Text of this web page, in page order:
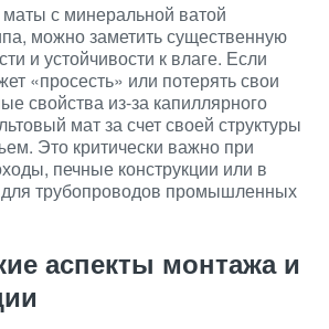
с минеральной ватой
можно заметить существенную
и устойчивости к влаге. Если
«просесть» или потерять свои
свойства из-за капиллярного
мат за счет своей структуры
Это критически важно при
печные конструкции или в
трубопроводов промышленных
аспекты монтажа и